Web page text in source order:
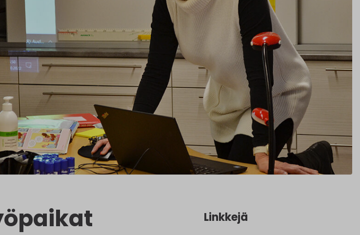
Linkkejä